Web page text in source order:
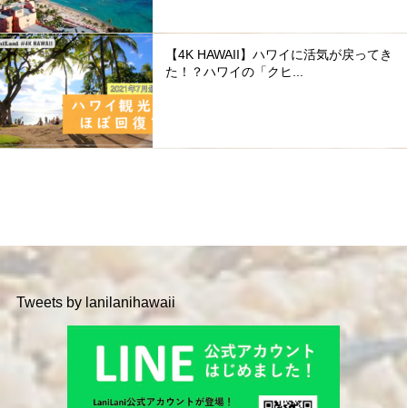
【4K HAWAII】ハワイに活気が戻ってき
た！？ハワイの「クヒ...
Tweets by lanilanihawaii